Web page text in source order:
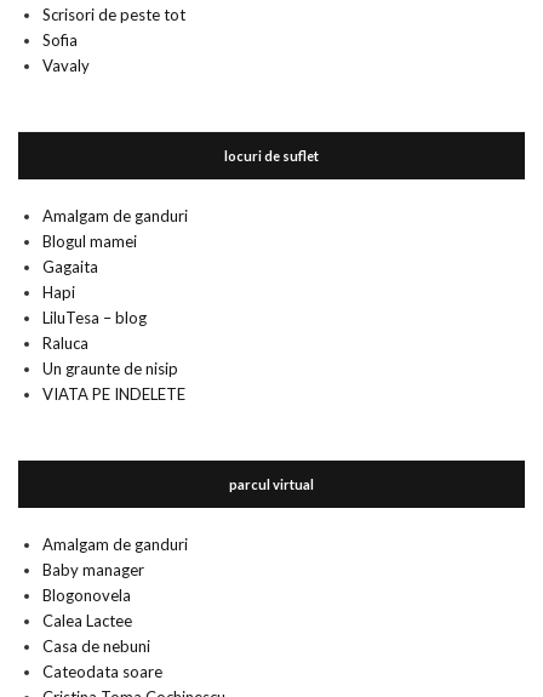
Scrisori de peste tot
Sofia
Vavaly
locuri de suflet
Amalgam de ganduri
Blogul mamei
Gagaita
Hapi
LiluTesa – blog
Raluca
Un graunte de nisip
VIATA PE INDELETE
parcul virtual
Amalgam de ganduri
Baby manager
Blogonovela
Calea Lactee
Casa de nebuni
Cateodata soare